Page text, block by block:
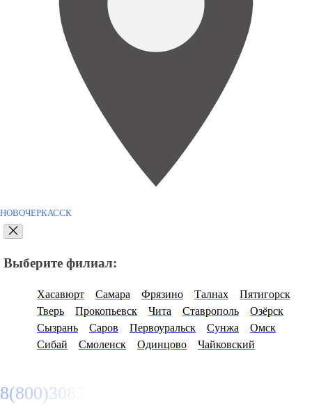
НОВОЧЕРКАССК
Выберите филиал:
Хасавюрт Самара Фрязино Талнах
Пятигорск
Тверь
Прокопьевск Чита Ставрополь
Озёрск
Сызрань
Саров Первоуральск Сунжа
Омск
Сибай
Смоленск Одинцово Чайковский
8(800)3085303